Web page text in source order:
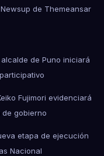
de Themeansar
de Puno iniciará
Fujimori evidenciará
gobierno
etapa de ejecución
Nacional